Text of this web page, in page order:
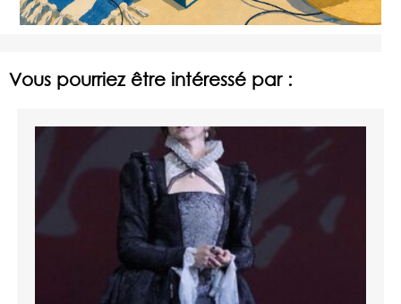
Vous pourriez être intéressé par :